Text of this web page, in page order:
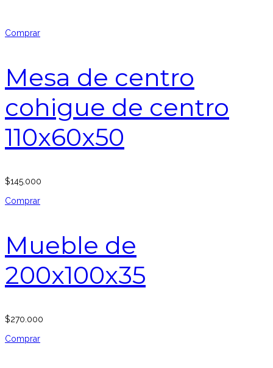
Comprar
Mesa de centro
cohigue de centro
110x60x50
$145.000
Comprar
Mueble de
200x100x35
$270.000
Comprar